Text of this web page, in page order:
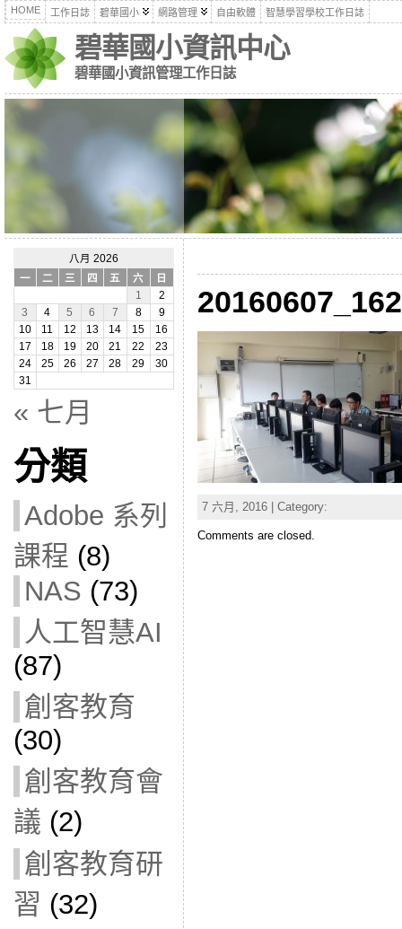
HOME 工作日誌 碧華國小 網路管理 自由軟體 智慧學習學校工作日誌
碧華國小資訊中心
碧華國小資訊管理工作日誌
八月 2026
一
二 三 四 五 六
日
1
2
3
4 5 6 7 8
9
10
11 12 13 14 15
16
17
18 19 20 21 22
23
24
25 26 27 28 29
30
31
« 七月
分類
Adobe 系列
課程 (8)
NAS (73)
人工智慧AI
(87)
創客教育
(30)
創客教育會
議 (2)
創客教育研
習 (32)
7 六月, 2016 | Category:
Comments are closed.